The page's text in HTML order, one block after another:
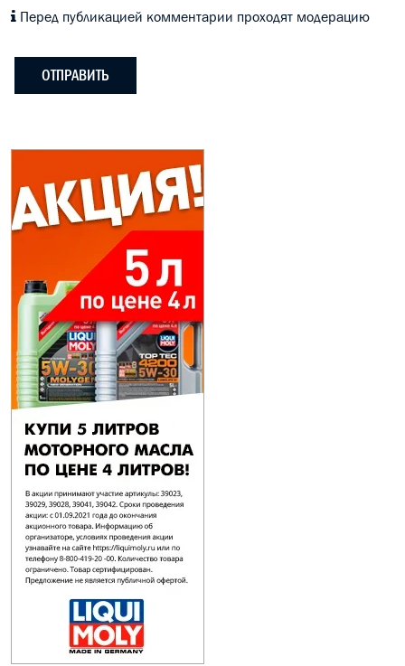
Перед публикацией комментарии проходят модерацию
ОТПРАВИТЬ